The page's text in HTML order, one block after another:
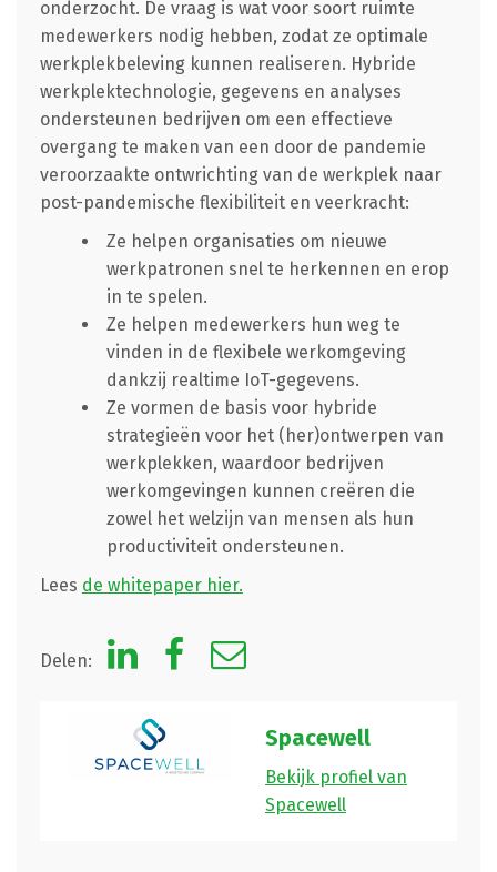
onderzocht. De vraag is wat voor soort ruimte
medewerkers nodig hebben, zodat ze optimale
werkplekbeleving kunnen realiseren. Hybride
werkplektechnologie, gegevens en analyses
ondersteunen bedrijven om een effectieve
overgang te maken van een door de pandemie
veroorzaakte ontwrichting van de werkplek naar
post-pandemische flexibiliteit en veerkracht:
Ze helpen organisaties om nieuwe
werkpatronen snel te herkennen en erop
in te spelen.
Ze helpen medewerkers hun weg te
vinden in de flexibele werkomgeving
dankzij realtime IoT-gegevens.
Ze vormen de basis voor hybride
strategieën voor het (her)ontwerpen van
werkplekken, waardoor bedrijven
werkomgevingen kunnen creëren die
zowel het welzijn van mensen als hun
productiviteit ondersteunen.
Lees de whitepaper hier.
Delen:
Spacewell
Bekijk profiel van
Spacewell